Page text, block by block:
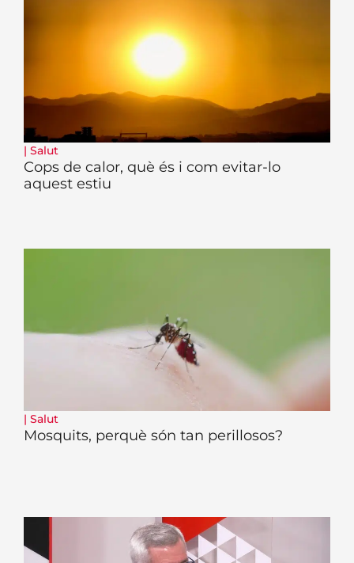
| Salut
Cops de calor, què és i com evitar-lo
aquest estiu
| Salut
Mosquits, perquè són tan perillosos?